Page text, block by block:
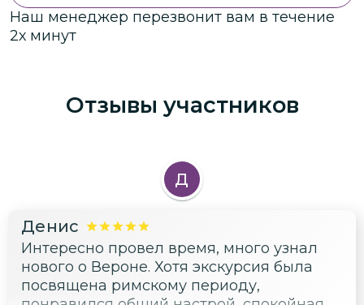
Наш менеджер перезвонит вам в течение
2х минут
Отзывы участников
Д
Денис
Интересно провел время, много узнал
нового о Вероне. Хотя экскурсия была
посвящена римскому периоду,